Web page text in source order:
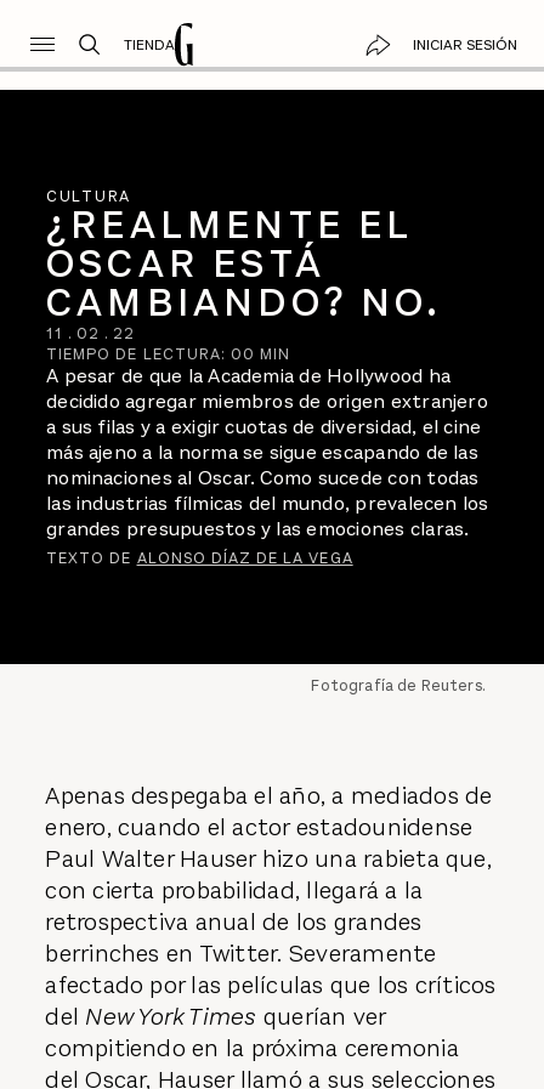
TIENDA INICIAR SESIÓN
CULTURA
¿REALMENTE EL
OSCAR ESTÁ
CAMBIANDO? NO.
11 . 02 . 22
TIEMPO DE LECTURA: 00 MIN
A pesar de que la Academia de Hollywood ha
decidido agregar miembros de origen extranjero
a sus filas y a exigir cuotas de diversidad, el cine
más ajeno a la norma se sigue escapando de las
nominaciones al Oscar. Como sucede con todas
las industrias fílmicas del mundo, prevalecen los
grandes presupuestos y las emociones claras.
TEXTO DE ALONSO DÍAZ DE LA VEGA
Fotografía de Reuters.
Apenas despegaba el año, a mediados de
enero, cuando el actor estadounidense
Paul Walter Hauser hizo una rabieta que,
con cierta probabilidad, llegará a la
retrospectiva anual de los grandes
berrinches en Twitter. Severamente
afectado por las películas que los críticos
del New York Times querían ver
compitiendo en la próxima ceremonia
del Oscar, Hauser llamó a sus selecciones